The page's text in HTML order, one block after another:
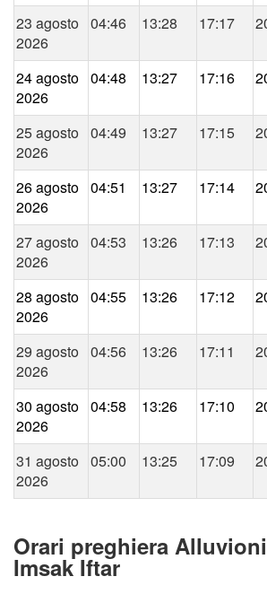
23 agosto
2026
04:46 13:28 17:17
24 agosto
2026
04:48 13:27 17:16
25 agosto
2026
04:49 13:27 17:15
26 agosto
2026
04:51 13:27 17:14
27 agosto
2026
04:53 13:26 17:13
28 agosto
2026
04:55 13:26 17:12
29 agosto
2026
04:56 13:26 17:11
30 agosto
2026
04:58 13:26 17:10
31 agosto
2026
05:00 13:25 17:09
Orari preghiera
Imsak Iftar